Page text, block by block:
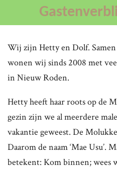
direct
naar
hoofdinhoud
Wij zijn Hetty en Dolf.
wonen wij sinds 2008 met
in Nieuw Roden.
Hetty heeft haar roots op de
gezin zijn we al meerdere
vakantie geweest. De
Daarom de naam ‘Mae Usu’.
betekent: Kom binnen; wees